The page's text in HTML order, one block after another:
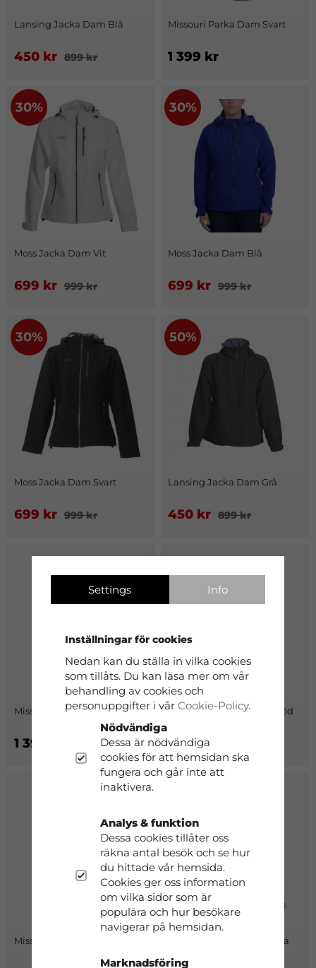
Lansing Jacka Dam Blå
450 kr 899 kr
Missouri Parka Dam Svart
1 399 kr
30%
Moss Jacka Dam Vit
699 kr 999 kr
30%
Moss Jacka Dam Blå
699 kr 999 kr
30%
Moss Jacka Dam Svart
699 kr 999 kr
50%
Lansing Jacka Dam Grå
450 kr 899 kr
Missouri Parka Dam Grön
1 399 kr
Missouri Parka Dam Vinröd
1 399 kr
Missouri Parka Dam Mörkblå Moss Jacka Dam Mörkrosa
Settings Info
Inställningar för cookies
Nedan kan du ställa in vilka cookies
som tillåts. Du kan läsa mer om vår
behandling av cookies och
personuppgifter i vår Cookie-Policy.
Nödvändiga
Dessa är nödvändiga
cookies för att hemsidan ska
fungera och går inte att
inaktivera.
Analys & funktion
Dessa cookies tillåter oss
räkna antal besök och se hur
du hittade vår hemsida.
Cookies ger oss information
om vilka sidor som är
populära och hur besökare
navigerar på hemsidan.
Marknadsföring